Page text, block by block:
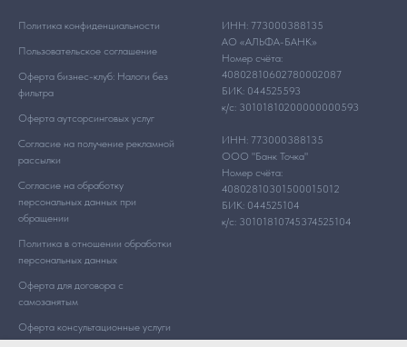
Политика конфиденциальности
Пользовательское соглашение
Оферта бизнес-клуб: Налоги без
фильтра
Оферта аутсорсинговых услуг
Согласие на получение рекламной
рассылки
Согласие на обработку
персональных данных при
обращении
Политика в отношении обработки
персональных данных
Оферта для договора с
самозанятым
Оферта консультационные услуги
ИНН: 773000388135
АО «АЛЬФА-БАНК»
Номер счёта:
40802810602780002087
БИК: 044525593
к/с: 30101810200000000593
ИНН: 773000388135
ООО "Банк Точка"
Номер счёта:
40802810301500015012
БИК: 044525104
к/с: 30101810745374525104